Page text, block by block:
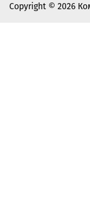
Copyright © 2026